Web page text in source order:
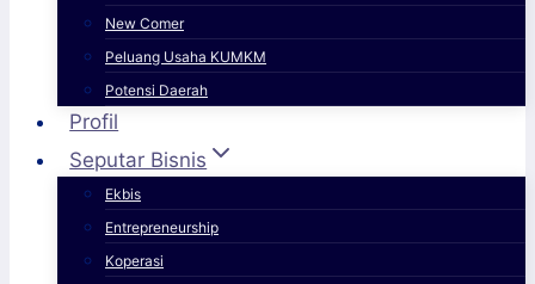
New Comer
Peluang Usaha KUMKM
Potensi Daerah
Profil
Seputar Bisnis
Ekbis
Entrepreneurship
Koperasi